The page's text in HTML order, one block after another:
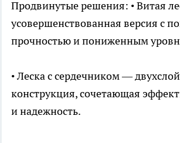
Продвинутые решения: • Витая
усовершенствованная версия с
прочностью и пониженным
• Леска с сердечником —
конструкция, сочетающая
и надежность.